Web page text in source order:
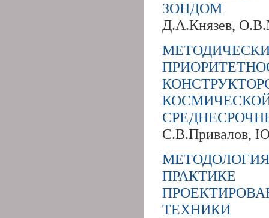
ЗОНДОМ
Д.А.Князев,
С.В.Привалов,
ПРАКТИКЕ
ТЕХНИКИ